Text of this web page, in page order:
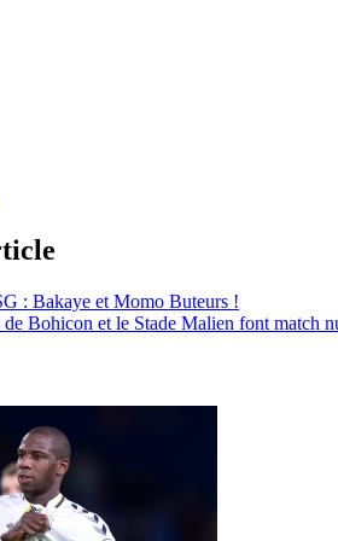
: Bakaye et Momo Buteurs !
Bohicon et le Stade Malien font match